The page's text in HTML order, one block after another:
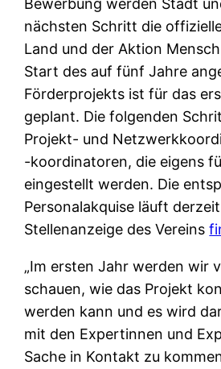
Bewerbung werden Stadt
nächsten Schritt die
Land und der Aktion
Start des auf fünf Jahre
Förderprojekts ist für das
geplant. Die folgenden
Projekt- und
-koordinatoren, die eigens
eingestellt werden. Die
Personalakquise läuft
Stellenanzeige des Vereins
„Im ersten Jahr werden wir
schauen, wie das Projekt
werden kann und es wird
mit den Expertinnen und
Sache in Kontakt zu